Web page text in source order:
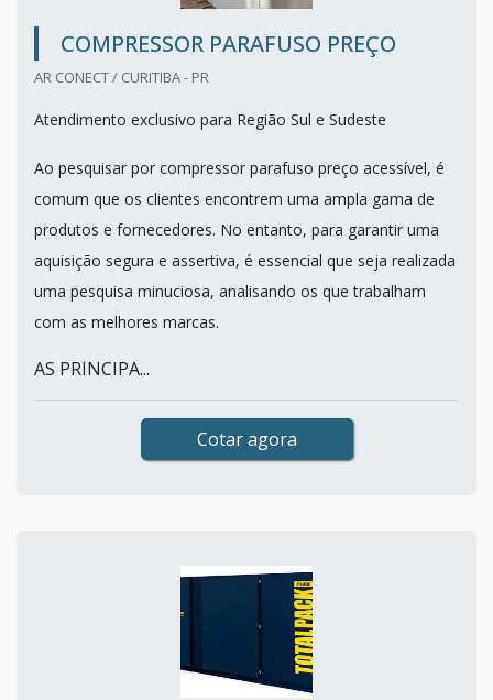
COMPRESSOR PARAFUSO PREÇO
AR CONECT / CURITIBA - PR
Atendimento exclusivo para Região Sul e Sudeste
Ao pesquisar por compressor parafuso preço acessível, é
comum que os clientes encontrem uma ampla gama de
produtos e fornecedores. No entanto, para garantir uma
aquisição segura e assertiva, é essencial que seja realizada
uma pesquisa minuciosa, analisando os que trabalham
com as melhores marcas.
AS PRINCIPA...
Cotar agora